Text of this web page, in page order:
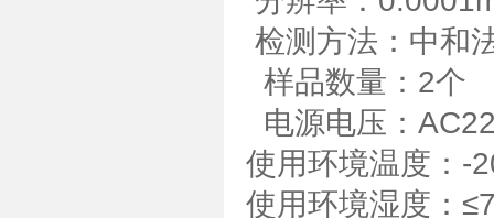
检测方法：中和
样品数量：2个
电源电压：
使用环境温度：
使用环境湿度：